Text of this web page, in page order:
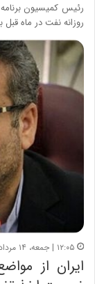
رئیس کمیسیون
روزانه نفت در ماه
۱۲:۰۵ | جمعه، ۱۴ مرداد ۱۴۰۱
ایران از